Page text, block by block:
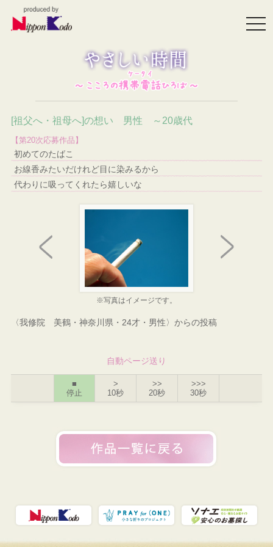
[祖父へ・祖母へ]の想い 男性 ～20歳代
【第20次応募作品】
初めてのたばこ
お線香みたいだけれど目に染みるから
代わりに吸ってくれたら嬉しいな
※写真はイメージです。
〈我修院 美鶴・神奈川県・24才・男性〉からの投稿
自動ページ送り
■
停止
>
10秒
>>
20秒
>>>
30秒